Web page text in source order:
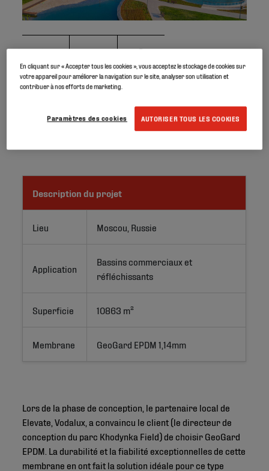
de 1,14 mm, a été choisie pour étancher le grand bassin
décoratif situé au cœur du parc Khodynka Field, au nord-
Description du projet
Lieu Moscou, Russie
Application
Bassins commerciaux et
réfléchissants
Superficie 10863 m²
Membrane GeoGard EPDM 1,14mm
Lors de la phase de conception, le partenaire local de
Elevate, Vodalux, a convaincu le client (le directeur de
conception du parc Khodynka Field) de choisir GeoGard
EPDM. La durabilité et la fiabilité exceptionnelles de cette
membrane en ont fait la solution idéale pour ce type
En cliquant sur « Accepter tous les cookies », vous acceptez le stockage de cookies sur
votre appareil pour améliorer la navigation sur le site, analyser son utilisation et
contribuer à nos efforts de marketing.
AUTORISER TOUS LES COOKIES
Paramètres des cookies